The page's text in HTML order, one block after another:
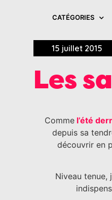
CATÉGORIES
15 juillet 2015
Les
Commel’été
depuis sa
découvrir en
Niveau tenue,